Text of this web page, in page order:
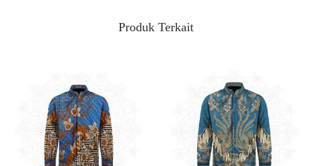
Produk Terkait